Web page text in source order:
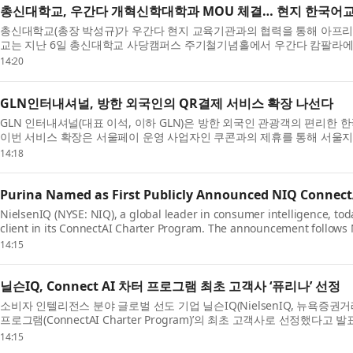
총신대학교, 우간다 개혁신학대학과 MOU 체결… 현지 한국어
총신대학교(총장 박성규)가 우간다 현지 교육기관과의 협력을 통해 아프
교는 지난 6일 총신대학교 사당캠퍼스 주기철기념홀에서 우간다 캄팔
이하 R...
14:20
GLN인터내셔널, 방한 외국인의 QR결제 서비스 확장 나선다
GLN 인터내셔널(대표 이석, 이하 GLN)은 방한 외국인 관광객의 편리한
이번 서비스 확장은 서울페이 운영 사업자인 쿠콘과의 제휴를 통해 서울
150만...
14:18
Purina Named as First Publicly Announced NIQ
NielsenIQ (NYSE: NIQ), a global leader in consumer intelligence,
client in its ConnectAI Charter Program. The announcement
organizations across...
14:15
닐슨IQ, Connect AI 차터 프로그램 최초 고객사 ‘퓨리나’ 선정
소비자 인텔리전스 분야 글로벌 선도 기업 닐슨IQ(NielsenIQ, 뉴욕증권
프로그램(ConnectAI Charter Program)’의 최초 고객사로 선정했다고
음료 ...
14:15